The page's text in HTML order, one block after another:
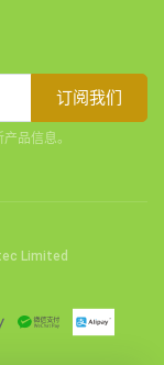
订阅我们
品信息。
Limited